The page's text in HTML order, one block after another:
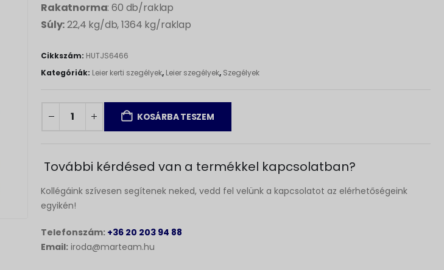
Rakatnorma: 60 db/raklap
Súly:22,4 kg/db, 1364 kg/raklap
Cikkszám: HUTJS6466
Kategóriák: Leier kerti szegélyek, Leier szegélyek, Szegélyek
KOSÁRBA TESZEM
További kérdésed van a termékkel kapcsolatban?
Kollégáink szívesen segítenek neked, vedd fel velünk a kapcsolatot az elérhetőségeink
egyikén!
Telefonszám: +36 20 203 94 88
Email: iroda@marteam.hu